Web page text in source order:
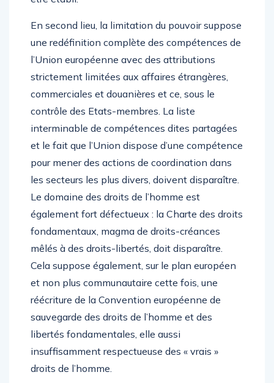
En second lieu, la limitation du pouvoir suppose
une redéfinition complète des compétences de
l’Union européenne avec des attributions
strictement limitées aux affaires étrangères,
commerciales et douanières et ce, sous le
contrôle des Etats-membres. La liste
interminable de compétences dites partagées
et le fait que l’Union dispose d’une compétence
pour mener des actions de coordination dans
les secteurs les plus divers, doivent disparaître.
Le domaine des droits de l’homme est
également fort défectueux : la Charte des droits
fondamentaux, magma de droits-créances
mêlés à des droits-libertés, doit disparaître.
Cela suppose également, sur le plan européen
et non plus communautaire cette fois, une
réécriture de la Convention européenne de
sauvegarde des droits de l’homme et des
libertés fondamentales, elle aussi
insuffisamment respectueuse des « vrais »
droits de l’homme.